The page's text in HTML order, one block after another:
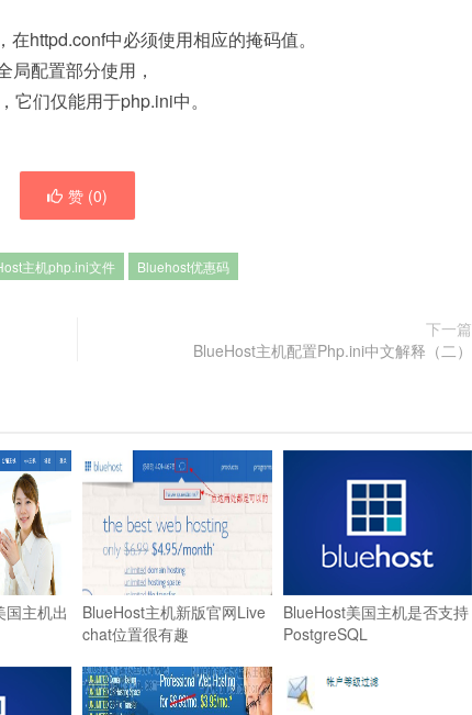
httpd.conf中必须使用相应的掩码值。
局配置部分使用，
它们仅能用于php.ini中。
赞 (0)
主机php.ini文件 Bluehost优惠码
下一篇
BlueHost主机配置Php.ini中文解释（二）
国主机出
BlueHost主机新版官网Live
chat位置很有趣
BlueHost美国主机是否支持
PostgreSQL